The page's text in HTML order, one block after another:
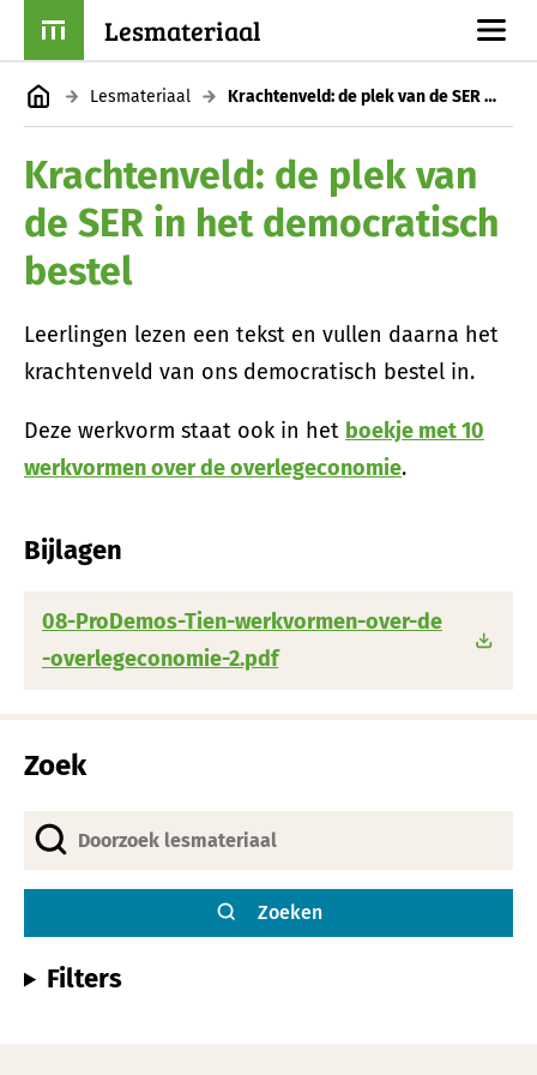
Lesmateriaal
Lesmateriaal Krachtenveld: de plek van de SER in het democratisch bestel
Krachtenveld: de plek van
de SER in het democratisch
bestel
Leerlingen lezen een tekst en vullen daarna het
krachtenveld van ons democratisch bestel in.
Deze werkvorm staat ook in het boekje met 10
werkvormen over de overlegeconomie.
Bijlagen
08-ProDemos-Tien-werkvormen-over-de
-overlegeconomie-2.pdf
Zoek
Zoeken
Filters